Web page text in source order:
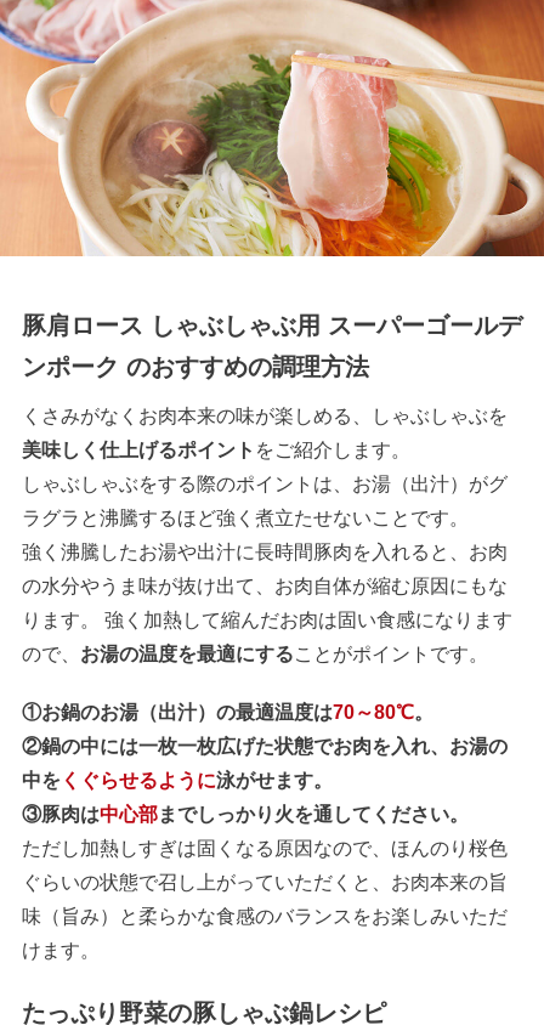
豚肩ロース しゃぶしゃぶ用 スーパーゴールデ
ンポーク のおすすめの調理方法
くさみがなくお肉本来の味が楽しめる、しゃぶしゃぶを
美味しく仕上げるポイント をご紹介します。
しゃぶしゃぶをする際のポイントは、お湯（出汁）がグ
ラグラと沸騰するほど強く煮立たせないことです。
強く沸騰したお湯や出汁に長時間豚肉を入れると、お肉
の水分やうま味が抜け出て、お肉自体が縮む原因にもな
ります。 強く加熱して縮んだお肉は固い食感になります
ので、 お湯の温度を最適にすることがポイントです。
①お鍋のお湯（出汁）の最適温度は70～80℃。
②鍋の中には一枚一枚広げた状態でお肉を入れ、お湯の
中を くぐらせるように泳がせます。
③豚肉は中心部までしっかり火を通してください。
ただし加熱しすぎは固くなる原因なので、ほんのり桜色
ぐらいの状態で召し上がっていただくと、お肉本来の旨
味（旨み）と柔らかな食感のバランスをお楽しみいただ
けます。
たっぷり野菜の豚しゃぶ鍋レシピ